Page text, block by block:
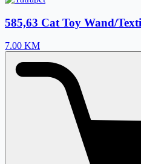
585,63 Cat Toy Wand/
7.00 KM